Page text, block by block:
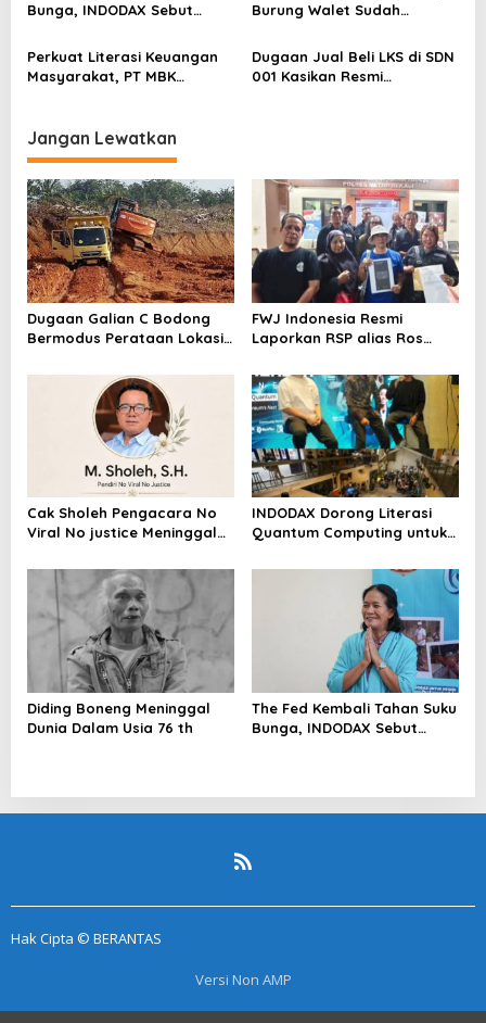
Bunga, INDODAX Sebut
Sentimen Pasar
Burung Walet Sudah
Pelapor Desak Polda Jambi
Segera Lakukan Penahanan
Perkuat Literasi Keuangan
Masyarakat, PT MBK
Dugaan Jual Beli LKS di SDN
001 Kasikan Resmi
Jangan Lewatkan
Dugaan Galian C Bodong
Bermodus Perataan Lokasi
Riau Akan Tinjauan Lokasi
FWJ Indonesia Resmi
Laporkan RSP alias Ros
Cak Sholeh Pengacara No
Viral No justice Meninggal
INDODAX Dorong Literasi
Quantum Computing untuk
Blockchain
Diding Boneng Meninggal
Dunia Dalam Usia 76 th
The Fed Kembali Tahan Suku
Bunga, INDODAX Sebut
Hak Cipta © BERANTAS
Versi Non AMP